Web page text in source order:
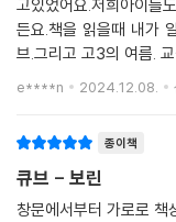
고있었어요.저희아이들
든요.책을 읽을때 내가
브.그리고 고3의 여름.
모습에서 왜? 하필 고3
e****n 2024.12.08.
종이책
큐브 - 보린
창문에서부터 가로로 책